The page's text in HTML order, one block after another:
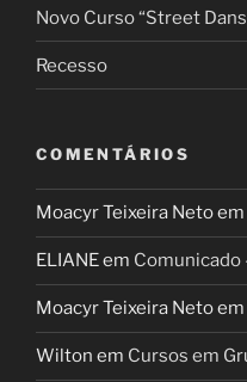
Novo Curso “Street
Recesso
COMENTÁRIOS
Moacyr Teixeira Netoem
ELIANEem Comunicado
Moacyr Teixeira Netoem
Wilton em Cursos em